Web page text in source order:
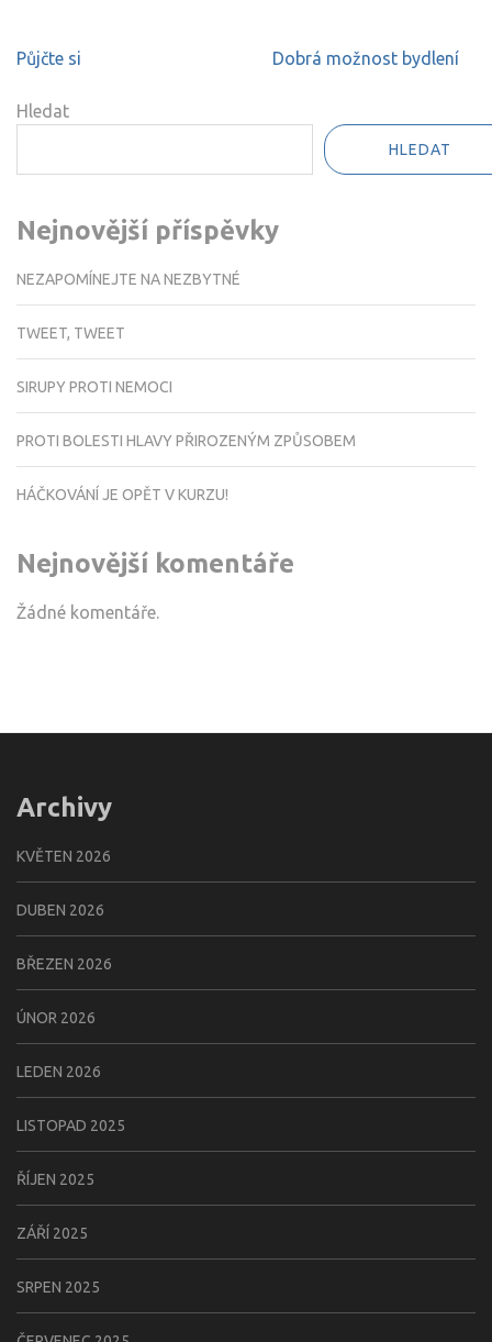
Navigace
příspěvek
Půjčte si Dobrá možnost bydlení
Hledat
HLEDAT
Nejnovější příspěvky
NEZAPOMÍNEJTE NA NEZBYTNÉ
TWEET, TWEET
SIRUPY PROTI NEMOCI
PROTI BOLESTI HLAVY PŘIROZENÝM ZPŮSOBEM
HÁČKOVÁNÍ JE OPĚT V KURZU!
Nejnovější komentáře
Žádné komentáře.
Archivy
KVĚTEN 2026
DUBEN 2026
BŘEZEN 2026
ÚNOR 2026
LEDEN 2026
LISTOPAD 2025
ŘÍJEN 2025
ZÁŘÍ 2025
SRPEN 2025